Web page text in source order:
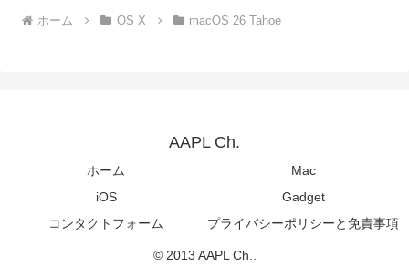
ホーム OS X macOS 26 Tahoe
AAPL Ch.
ホーム
Mac
iOS
Gadget
コンタクトフォーム
プライバシーポリシーと免責事項
© 2013 AAPL Ch..